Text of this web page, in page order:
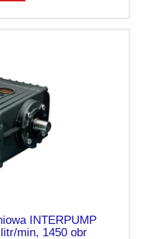
INTERPUMP
min, 1450 obr